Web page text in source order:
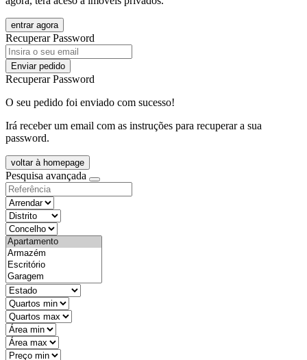
entrar agora
Recuperar Password
Enviar pedido
Recuperar Password
O seu pedido foi enviado com sucesso!
Irá receber um email com as instruções para recuperar a sua
password.
voltar à homepage
Pesquisa avançada
objective
districtId
countyId
types
state
mintypo
maxtypo
minarea
maxarea
minprice